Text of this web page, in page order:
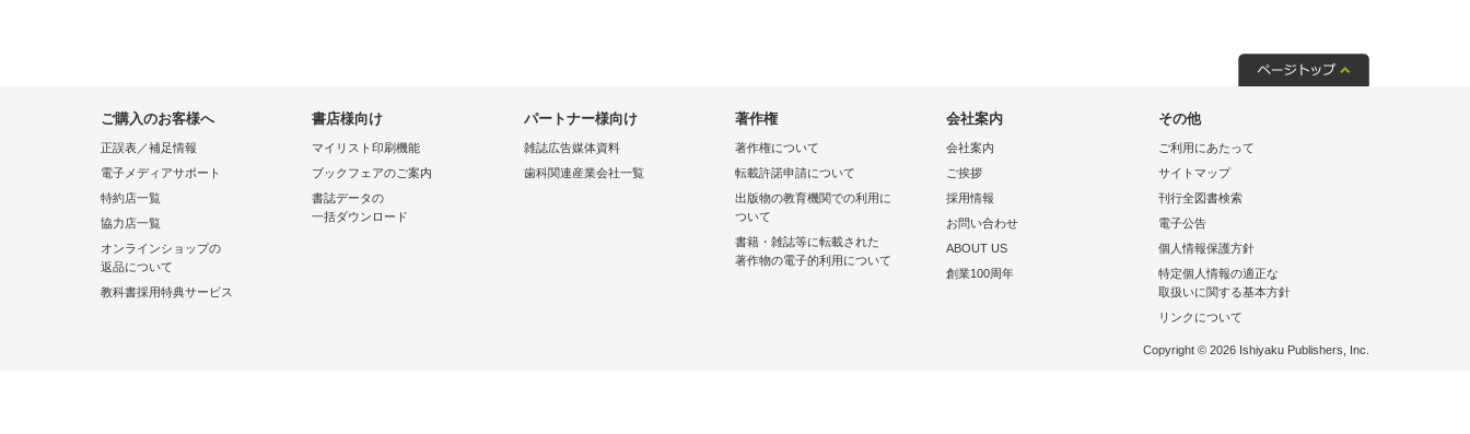
ご購入のお客様へ
正誤表／補足情報
電子メディアサポート
特約店一覧
協力店一覧
オンラインショップの
返品について
教科書採用特典サービス
書店様向け
マイリスト印刷機能
ブックフェアのご案内
書誌データの
一括ダウンロード
パートナー様向け
雑誌広告媒体資料
歯科関連産業会社一覧
著作権
著作権について
転載許諾申請について
出版物の教育機関での利用に
ついて
書籍・雑誌等に転載された
著作物の電子的利用について
会社案内
会社案内
ご挨拶
採用情報
お問い合わせ
ABOUT US
創業100周年
その他
ご利用にあたって
サイトマップ
刊行全図書検索
電子公告
個人情報保護方針
特定個人情報の適正な
取扱いに関する基本方針
リンクについて
Copyright © 2026 Ishiyaku Publishers, Inc.